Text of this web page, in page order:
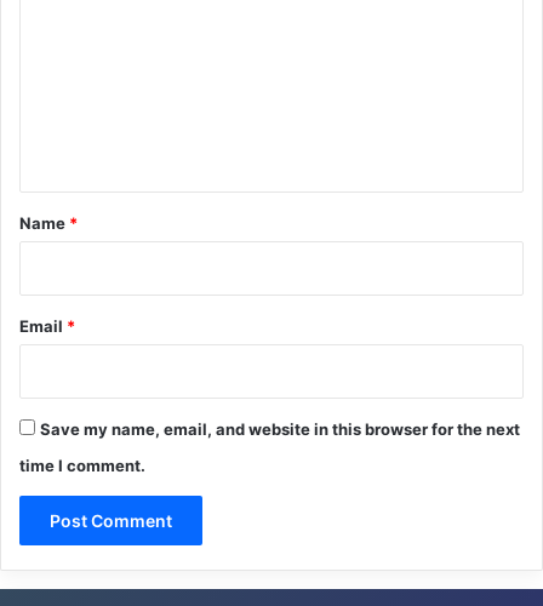
*
Name *
Email *
Save my name, email, and website in this browser for the next
time I comment.